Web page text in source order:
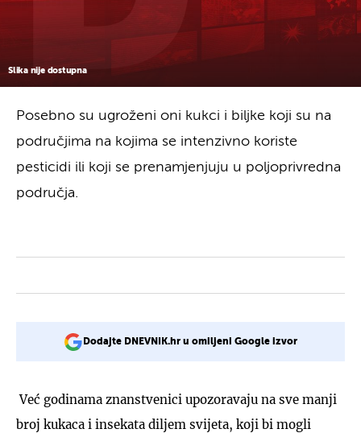
Slika nije dostupna
Posebno su ugroženi oni kukci i biljke koji su na
područjima na kojima se intenzivno koriste
pesticidi ili koji se prenamjenjuju u poljoprivredna
područja.
Dodajte DNEVNIK.hr u omiljeni Google izvor
Već godinama znanstvenici upozoravaju na sve manji
broj kukaca i insekata diljem svijeta, koji bi mogli